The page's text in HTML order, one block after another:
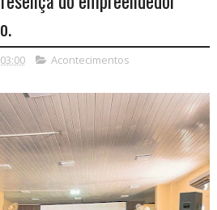
Acontecimentos